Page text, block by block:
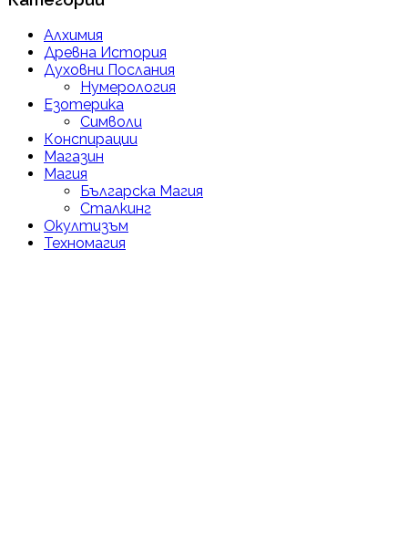
Алхимия
Древна История
Духовни Послания
Нумерология
Езотерика
Символи
Конспирации
Магазин
Магия
Българска Магия
Сталкинг
Окултизъм
Техномагия